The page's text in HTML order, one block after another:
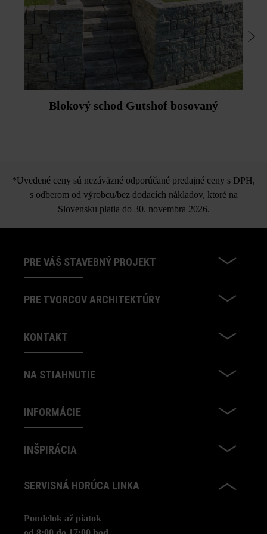
Blokový schod Gutshof bosovaný
*Uvedené ceny sú nezáväzné odporúčané predajné ceny s DPH,
s odberom od výrobcu/bez dodacích nákladov, ktoré na
Slovensku platia do 30. novembra 2026.
PRE VÁŠ STAVEBNÝ PROJEKT
PRE TVORCOV ARCHITEKTÚRY
KONTAKT
NA STIAHNUTIE
INFORMÁCIE
INŠPIRÁCIA
SERVISNÁ HORÚCA LINKA
Pondelok až piatok